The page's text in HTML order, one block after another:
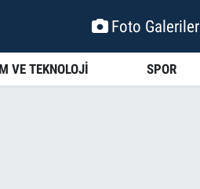
Foto Galeriler
VE TEKNOLOJİ SPOR